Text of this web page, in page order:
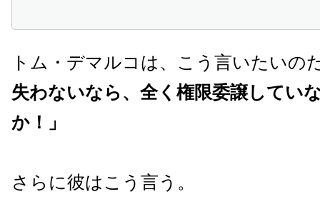
トム・デマルコは、こう言いたいの
失わないなら、全く権限委譲してい
か！」
さらに彼はこう言う。